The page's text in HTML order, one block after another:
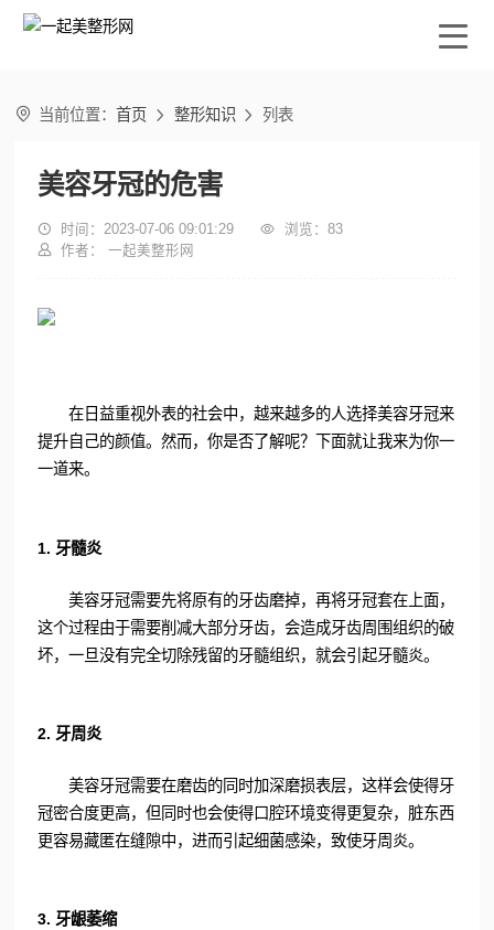
 当前位置：首页  整形知识  列表
美容牙冠的危害
 时间：2023-07-06 09:01:29  浏览： 83
 作者： 一起美整形网
在日益重视外表的社会中，越来越多的人选择美容牙冠来
提升自己的颜值。然而，你是否了解呢？下面就让我来为你一
一道来。
1. 牙髓炎
美容牙冠需要先将原有的牙齿磨掉，再将牙冠套在上面，
这个过程由于需要削减大部分牙齿，会造成牙齿周围组织的破
坏，一旦没有完全切除残留的牙髓组织，就会引起牙髓炎。
2. 牙周炎
美容牙冠需要在磨齿的同时加深磨损表层，这样会使得牙
冠密合度更高，但同时也会使得口腔环境变得更复杂，脏东西
更容易藏匿在缝隙中，进而引起细菌感染，致使牙周炎。
3. 牙龈萎缩